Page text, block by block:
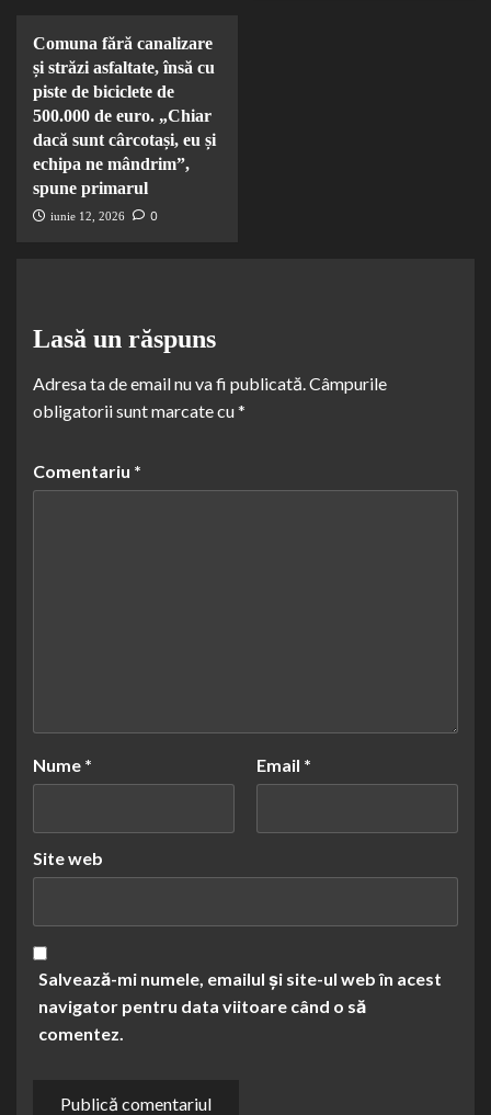
Comuna fără canalizare
și străzi asfaltate, însă cu
piste de biciclete de
500.000 de euro. „Chiar
dacă sunt cârcotași, eu și
echipa ne mândrim”,
spune primarul
iunie 12, 2026 0
Lasă un răspuns
Adresa ta de email nu va fi publicată. Câmpurile
obligatorii sunt marcate cu*
Comentariu *
Nume * Email *
Site web
Salvează-mi numele, emailul și site-ul web în acest
navigator pentru data viitoare când o să
comentez.